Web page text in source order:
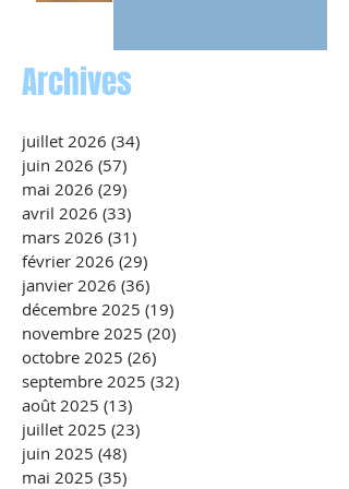
Archives
juillet 2026 (34)
juin 2026 (57)
mai 2026 (29)
avril 2026 (33)
mars 2026 (31)
février 2026 (29)
janvier 2026 (36)
décembre 2025 (19)
novembre 2025 (20)
octobre 2025 (26)
septembre 2025 (32)
août 2025 (13)
juillet 2025 (23)
juin 2025 (48)
mai 2025 (35)